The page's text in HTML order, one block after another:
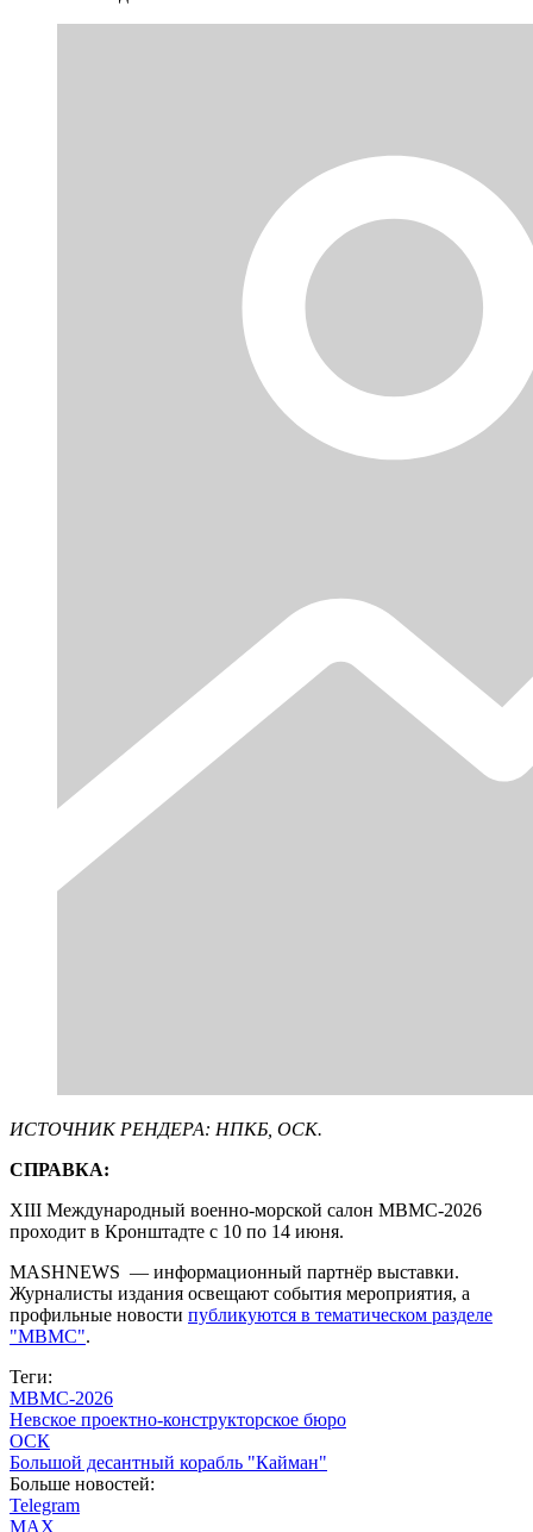
ИСТОЧНИК РЕНДЕРА: НПКБ, ОСК.
СПРАВКА:
XIII Международный военно-морской салон МВМС-2026
проходит в Кронштадте с 10 по 14 июня.
MASHNEWS — информационный партнёр выставки.
Журналисты издания освещают события мероприятия, а
профильные новости публикуются в тематическом разделе
"МВМС".
Теги:
МВМС-2026
Невское проектно-конструкторское бюро
ОСК
Большой десантный корабль "Кайман"
Больше новостей:
Telegram
MAX